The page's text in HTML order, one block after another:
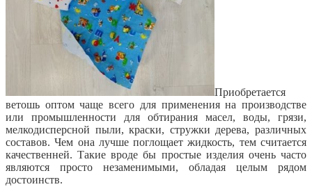
Приобретается
ветошь оптом чаще всего для применения на производстве
или промышленности для обтирания масел, воды, грязи,
мелкодисперсной пыли, краски, стружки дерева, различных
составов. Чем она лучше поглощает жидкость, тем считается
качественней.Такие вроде бы простые изделия очень часто
являются просто незаменимыми, обладая целым рядом
достоинств.